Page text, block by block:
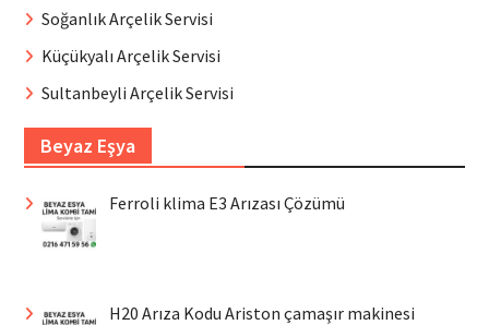
Soğanlık Arçelik Servisi
Küçükyalı Arçelik Servisi
Sultanbeyli Arçelik Servisi
Beyaz Eşya
Ferroli klima E3 Arızası Çözümü
H20 Arıza Kodu Ariston çamaşır makinesi